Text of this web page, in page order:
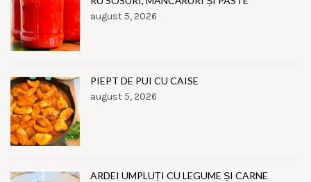
august 5, 2026
PIEPT DE PUI CU CAISE
august 5, 2026
ARDEI UMPLUȚI CU LEGUME ȘI CARNE